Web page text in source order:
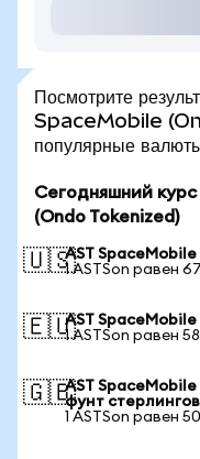
Посмотрите
SpaceMobile
популярные
Сегодняшний
(Ondo Tokenized)
🇺🇸AST
1 ASTSon равен
🇪🇺AST
1 ASTSon равен
🇬🇧AST
фунт стерлингов
1 ASTSon равен